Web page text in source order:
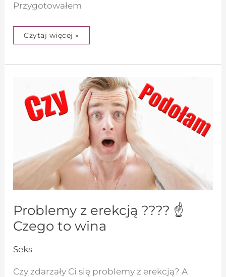
Przygotowałem
Czytaj więcej »
Problemy z erekcją ???? ☝️
Czego to wina
Seks
Czy zdarzały Ci się problemy z erekcją? A
erekcją
????
☝️
Czego
to